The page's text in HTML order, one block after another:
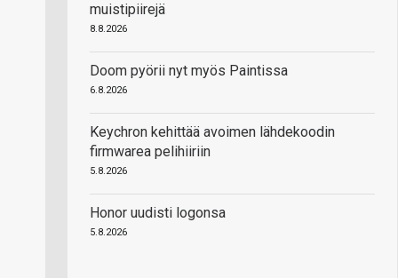
muistipiirejä
8.8.2026
Doom pyörii nyt myös Paintissa
6.8.2026
Keychron kehittää avoimen lähdekoodin
firmwarea pelihiiriin
5.8.2026
Honor uudisti logonsa
5.8.2026